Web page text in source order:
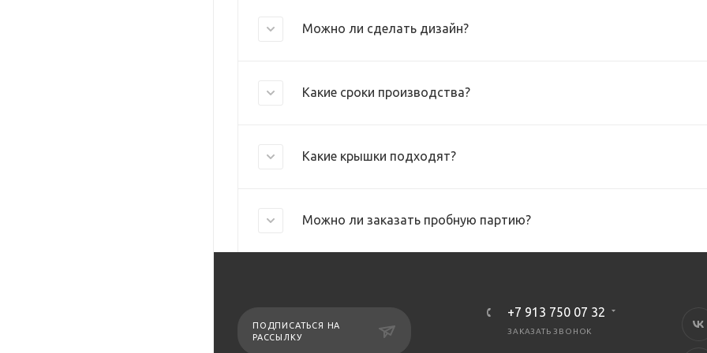
Можно ли сделать дизайн?
Какие сроки производства?
Какие крышки подходят?
Можно ли заказать пробную партию?
ПОДПИСАТЬСЯ НА
РАССЫЛКУ
+7 913 750 07 32
ЗАКАЗАТЬ ЗВОНОК